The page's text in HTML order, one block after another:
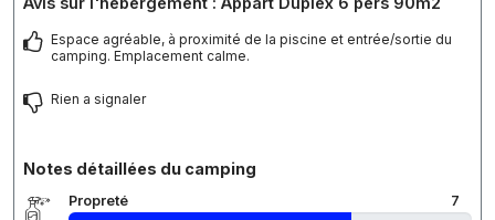
Espace agréable, à proximité de la piscine et entrée/sortie du
camping. Emplacement calme.
Rien a signaler
Notes détaillées du camping
Propreté 7